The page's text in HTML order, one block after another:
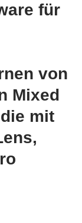
für
von
Mixed
mit